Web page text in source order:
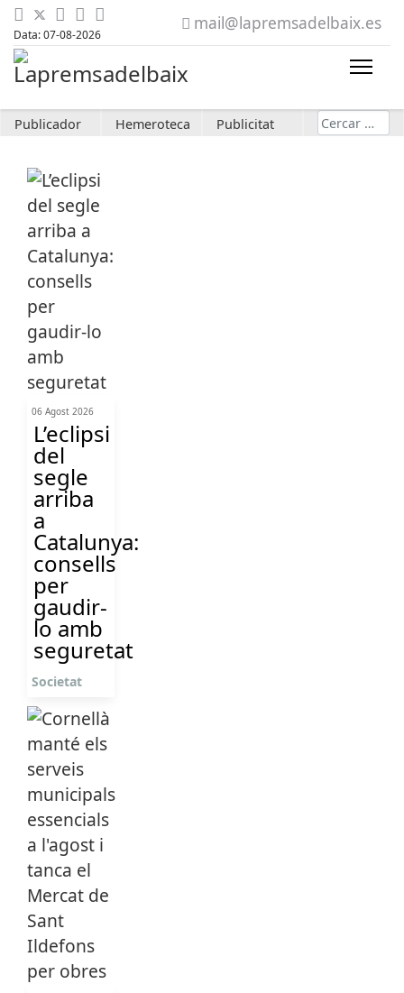
Data: 07-08-2026
mail@lapremsadelbaix.es
Publicador Hemeroteca Publicitat Cerca
06 Agost 2026
L’eclipsi
del
segle
arriba
a
Catalunya:
consells
per
gaudir-
lo amb
seguretat
Societat